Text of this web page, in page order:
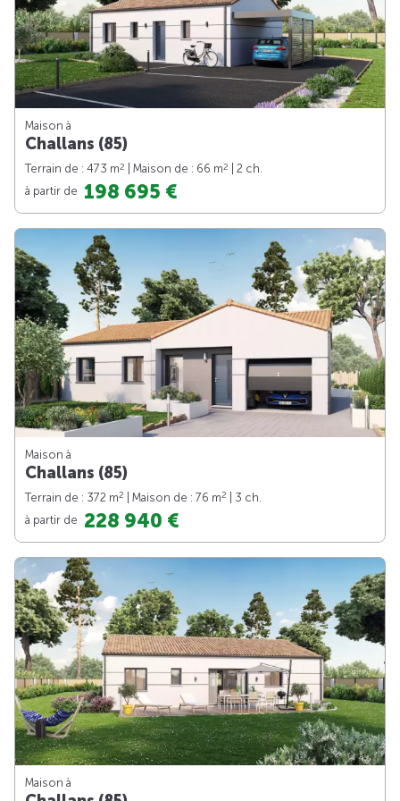
Maison à
Challans (85)
Terrain de : 473 m2 | Maison de : 66 m2
| 2 ch.
à partir de 198 695 €
Maison à
Challans (85)
Terrain de : 372 m2 | Maison de : 76 m2
| 3 ch.
à partir de 228 940 €
Maison à